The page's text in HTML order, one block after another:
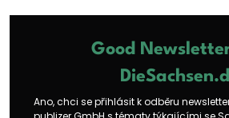
Good
Ano, chci se přihlásit k odběru